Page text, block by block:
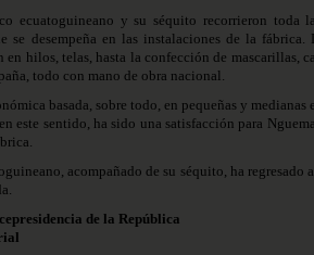
ecuatoguineano y su séquito recorrieron toda
desempeña en las instalaciones de la fábrica.
hilos, telas, hasta la confección de mascarillas,
todo con mano de obra nacional.
basada, sobre todo, en pequeñas y medianas
este sentido, ha sido una satisfacción para
acompañado de su séquito, ha regresado
de la República